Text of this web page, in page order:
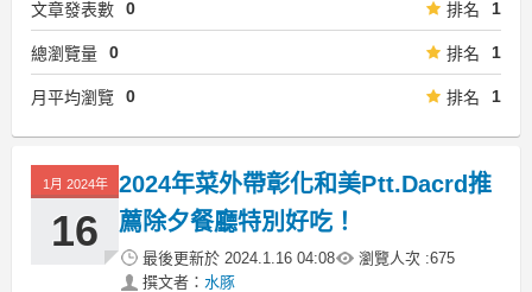
文章發表數 0 排名 1
總瀏覽量 0 排名 1
月平均瀏覽 0 排名 1
1月 2024年
16
2024年菜外帶彰化和美Ptt.Dacrd推
薦除夕餐廳特別好吃！
最後更新於 2024.1.16 04:08 瀏覽人次 :675
撰文者： 水豚